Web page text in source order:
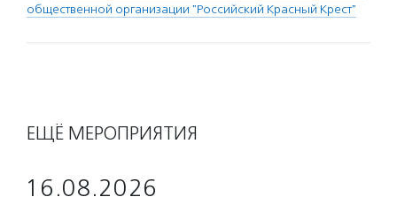
общественной организации "Российский Красный Крест"
ЕЩЁ МЕРОПРИЯТИЯ
16.08.2026